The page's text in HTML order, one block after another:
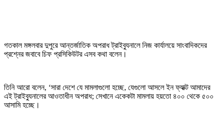
গতকাল মঙ্গলবার দুপুরে আন্তর্জাতিক অপরাধ ট্রাইব্যুনালে নিজ কার্যালয়ে সাংবাদিকদের
প্রশ্নের জবাবে চিফ প্রসিকিউটর এসব কথা বলেন।
তিনি আরো বলেন, ‘সারা দেশে যে মামলাগুলো হচ্ছে, যেগুলো আসলে ইন ফ্যাক্ট আমাদের
এই ট্রাইব্যুনালের আওতাধীন অপরাধ; সেখানে একেকটা মামলায় হয়তো ৪০০ থেকে ৫০০
আসামি হচ্ছে।